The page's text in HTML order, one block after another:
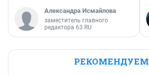
Александра Исмайлова
заместитель главного
редактора 63.RU
РЕКОМЕНДУЕМ